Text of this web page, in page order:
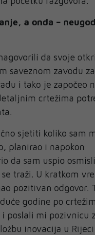
a onda –
da svoje
saveznom zavodu za
i tako je započeo
crtežima
sjetiti koliko sam
planirao i napokon
da sam uspio
traži. U kratkom
pozitivan odgovor.
godine po
poslali mi pozivnicu
inovacija u